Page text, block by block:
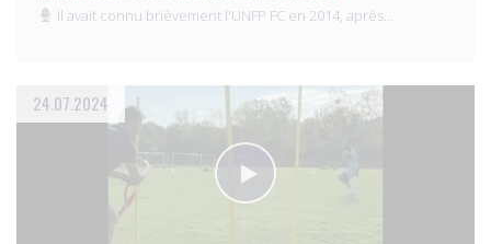
Il avait connu brièvement l'UNFP FC en 2014, après…
24.07.2024